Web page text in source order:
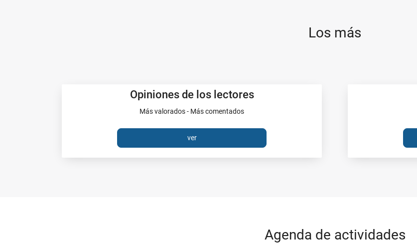
Los más
Opiniones de los lectores
Más valorados - Más comentados
ver
Agenda de actividades